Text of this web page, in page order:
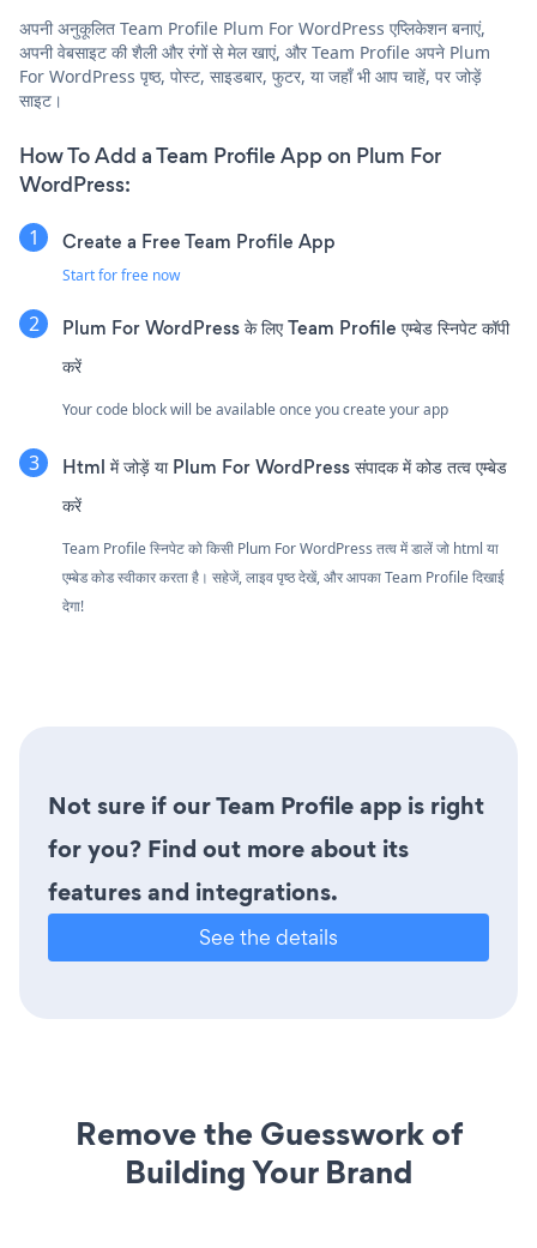
अपनी अनुकूलित Team Profile Plum For WordPress एप्लिकेशन बनाएं,
अपनी वेबसाइट की शैली और रंगों से मेल खाएं, और Team Profile अपने Plum
For WordPress पृष्ठ, पोस्ट, साइडबार, फुटर, या जहाँ भी आप चाहें, पर जोड़ें
साइट।
How To Add a Team Profile App on Plum For
WordPress:
Create a Free Team Profile App
Start for free now
Plum For WordPress के लिए Team Profile एम्बेड स्निपेट कॉपी
करें
Your code block will be available once you create your app
Html में जोड़ें या Plum For WordPress संपादक में कोड तत्व एम्बेड
करें
Team Profile स्निपेट को किसी Plum For WordPress तत्व में डालें जो html या
एम्बेड कोड स्वीकार करता है। सहेजें, लाइव पृष्ठ देखें, और आपका Team Profile दिखाई
देगा!
Not sure if our Team Profile app is right
for you? Find out more about its
features and integrations.
See the details
Remove the Guesswork of
Building Your Brand